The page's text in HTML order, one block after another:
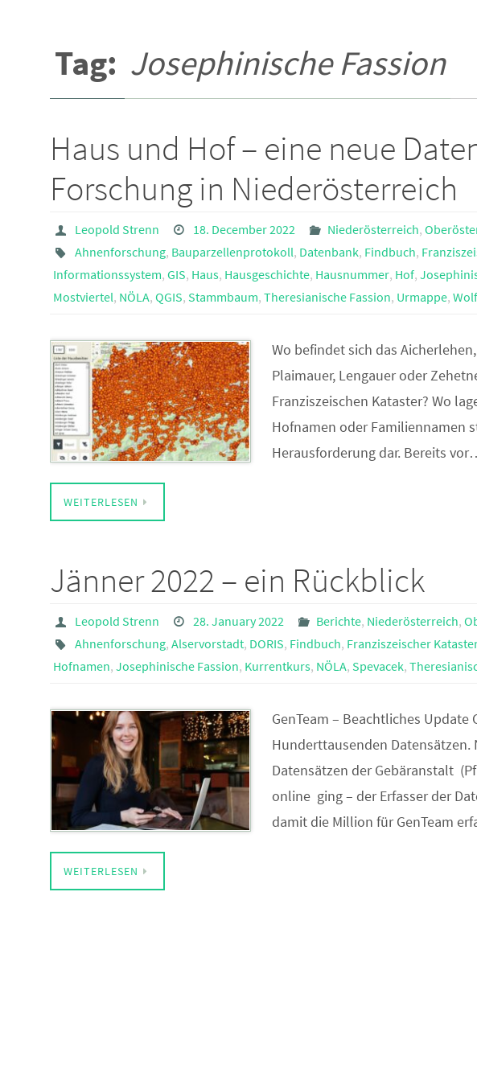
Tag: Josephinische Fassion
Haus und Hof – eine neue
Forschung in Niederösterreich
Leopold Strenn 18. December 2022 Niederösterreich,
Ahnenforschung, Bauparzellenprotokoll, Datenbank, Findbuch,
Informationssystem, GIS, Haus, Hausgeschichte, Hausnummer, Hof,
Mostviertel, NÖLA, QGIS, Stammbaum, Theresianische Fassion, Urmappe,
Wo befindet sich das
Plaimauer, Lengauer oder
Franziszeischen Kataster? Wo
Hofnamen oder Familiennamen
Herausforderung dar. Bereits
WEITERLESEN
Jänner 2022 – ein Rückblick
Leopold Strenn 28. January 2022 Berichte, Niederösterreich,
Ahnenforschung, Alservorstadt, DORIS, Findbuch, Franziszeischer
Hofnamen, Josephinische Fassion, Kurrentkurs, NÖLA, Spevacek,
GenTeam – Beachtliches
Hunderttausenden Datensätzen.
Datensätzen der Gebäranstalt
online ging – der Erfasser der
damit die Million für GenTeam
WEITERLESEN